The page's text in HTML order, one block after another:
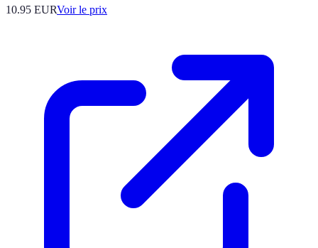
10.95 EURVoir le prix